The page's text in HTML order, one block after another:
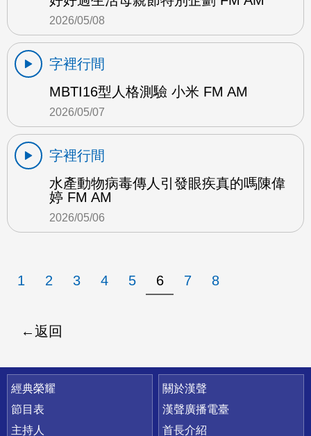
2026/05/08
字裡行間
MBTI16型人格測驗 小米 FM AM
2026/05/07
字裡行間
水產動物病毒傳人引發眼疾真的嗎陳偉
婷 FM AM
2026/05/06
1 2 3 4 5 6 7 8
返回
快速連結
經典榮耀
節目表
主持人
關於漢聲
漢聲廣播電臺
首長介紹